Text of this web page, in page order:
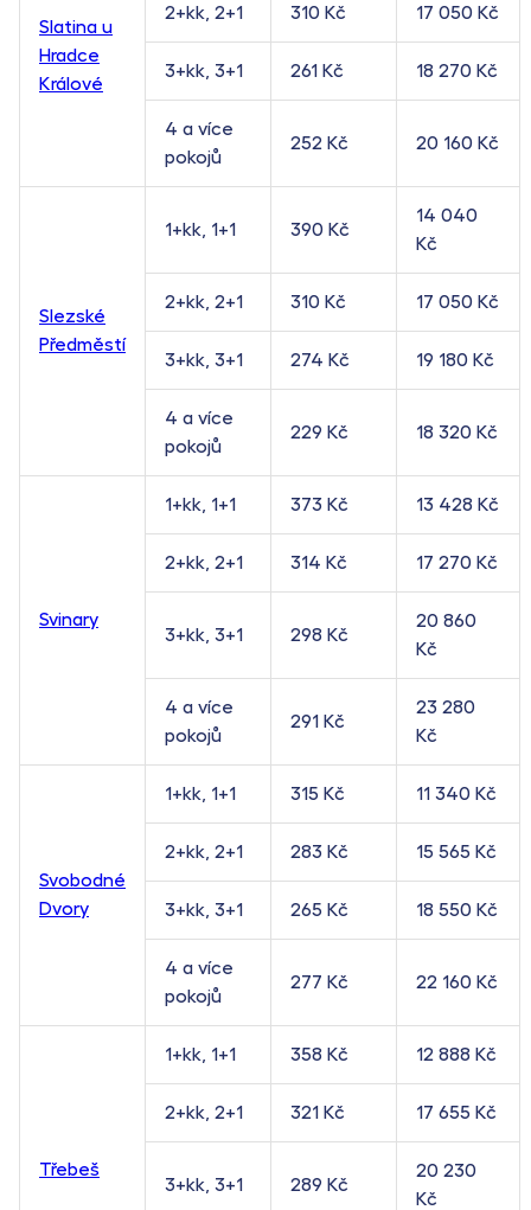
Slatina u
Hradce
Králové
2+kk, 2+1 310 Kč 17 050 Kč
3+kk, 3+1 261 Kč 18 270 Kč
4 a více
pokojů
252 Kč 20 160 Kč
Slezské
Předměstí
1+kk, 1+1 390 Kč
14 040
Kč
2+kk, 2+1 310 Kč 17 050 Kč
3+kk, 3+1 274 Kč 19 180 Kč
4 a více
pokojů
229 Kč 18 320 Kč
Svinary
1+kk, 1+1 373 Kč 13 428 Kč
2+kk, 2+1 314 Kč 17 270 Kč
3+kk, 3+1 298 Kč
20 860
Kč
4 a více
pokojů
291 Kč
23 280
Kč
Svobodné
Dvory
1+kk, 1+1 315 Kč 11 340 Kč
2+kk, 2+1 283 Kč 15 565 Kč
3+kk, 3+1 265 Kč 18 550 Kč
4 a více
pokojů
277 Kč 22 160 Kč
Třebeš
1+kk, 1+1 358 Kč 12 888 Kč
2+kk, 2+1 321 Kč 17 655 Kč
3+kk, 3+1 289 Kč
20 230
Kč